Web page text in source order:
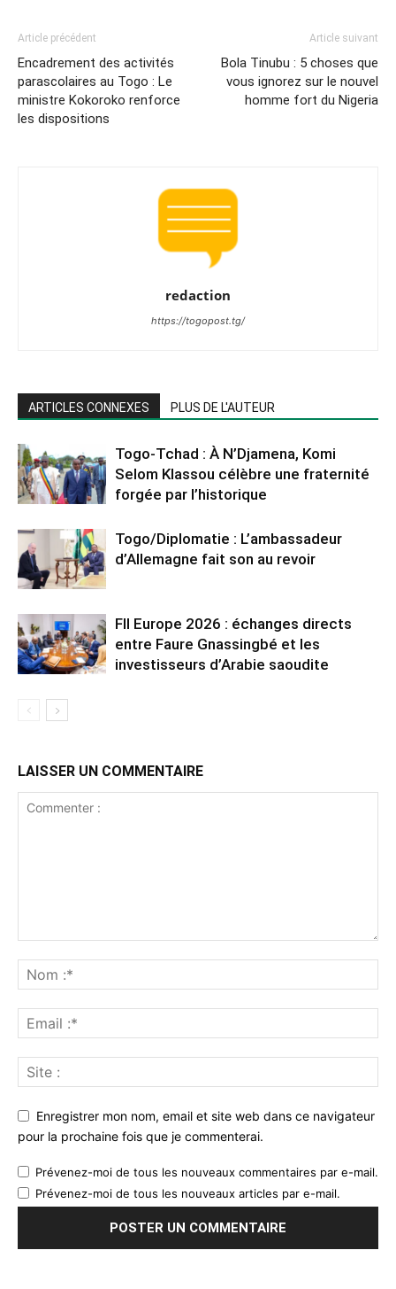
Article précédent
Encadrement des activités
parascolaires au Togo : Le
ministre Kokoroko renforce
les dispositions
Article suivant
Bola Tinubu : 5 choses que
vous ignorez sur le nouvel
homme fort du Nigeria
redaction
https://togopost.tg/
ARTICLES CONNEXES PLUS DE L'AUTEUR
Togo-Tchad : À N’Djamena, Komi
Selom Klassou célèbre une fraternité
forgée par l’historique
Togo/Diplomatie : L’ambassadeur
d’Allemagne fait son au revoir
FII Europe 2026 : échanges directs
entre Faure Gnassingbé et les
investisseurs d’Arabie saoudite
LAISSER UN COMMENTAIRE
Enregistrer mon nom, email et site web dans ce navigateur
pour la prochaine fois que je commenterai.
Prévenez-moi de tous les nouveaux commentaires par e-mail.
Prévenez-moi de tous les nouveaux articles par e-mail.